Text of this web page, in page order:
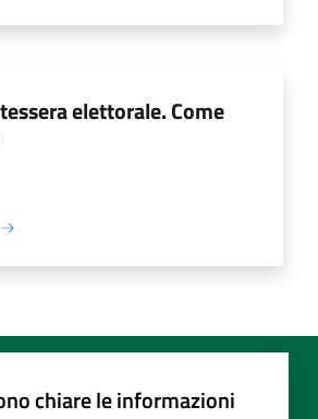
elettorale. Come
chiare le informazioni